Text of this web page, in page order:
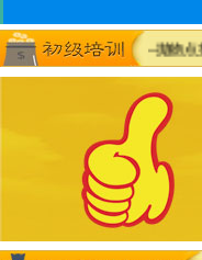
系统教材--抛物点指标